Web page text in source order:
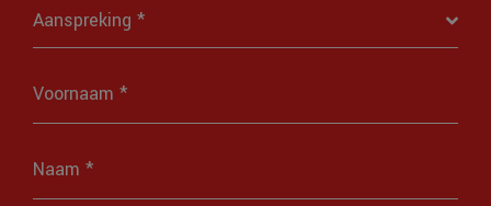
Aanspreking *